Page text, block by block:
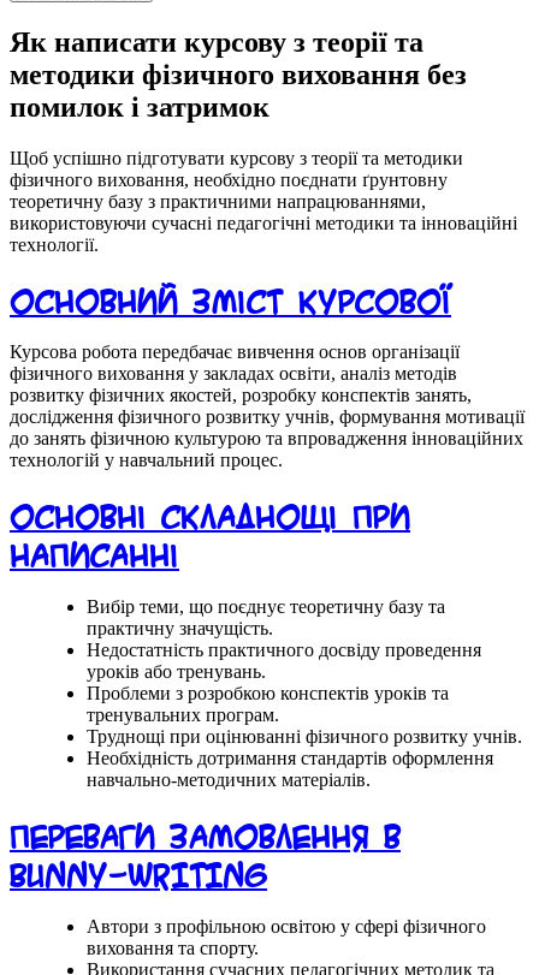
Як написати курсову з теорії та
методики фізичного виховання без
помилок і затримок
Щоб успішно підготувати курсову з теорії та методики
фізичного виховання, необхідно поєднати ґрунтовну
теоретичну базу з практичними напрацюваннями,
використовуючи сучасні педагогічні методики та інноваційні
технології.
Основний зміст курсової
Курсова робота передбачає вивчення основ організації
фізичного виховання у закладах освіти, аналіз методів
розвитку фізичних якостей, розробку конспектів занять,
дослідження фізичного розвитку учнів, формування мотивації
до занять фізичною культурою та впровадження інноваційних
технологій у навчальний процес.
Основні складнощі при
написанні
Вибір теми, що поєднує теоретичну базу та
практичну значущість.
Недостатність практичного досвіду проведення
уроків або тренувань.
Проблеми з розробкою конспектів уроків та
тренувальних програм.
Труднощі при оцінюванні фізичного розвитку учнів.
Необхідність дотримання стандартів оформлення
навчально-методичних матеріалів.
Переваги замовлення в
Bunny-writing
Автори з профільною освітою у сфері фізичного
виховання та спорту.
Використання сучасних педагогічних методик та